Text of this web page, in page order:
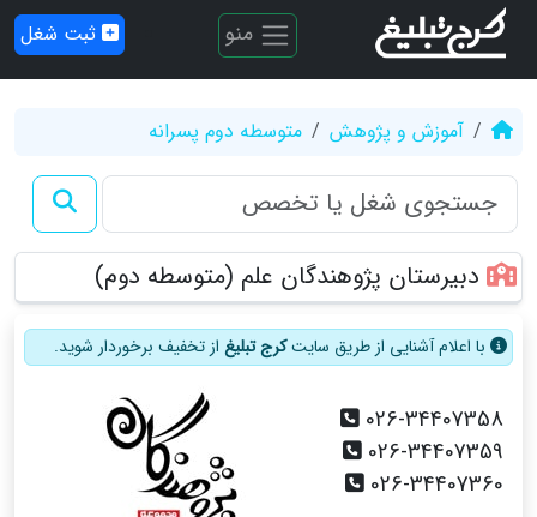
منو ثبت شغل
آموزش و پژوهش متوسطه دوم پسرانه
دبیرستان پژوهندگان علم (متوسطه دوم)
با اعلام آشنایی از طریق سایتکرج تبلیغ از تخفیف برخوردار شوید.
026-34407358
026-34407359
026-34407360